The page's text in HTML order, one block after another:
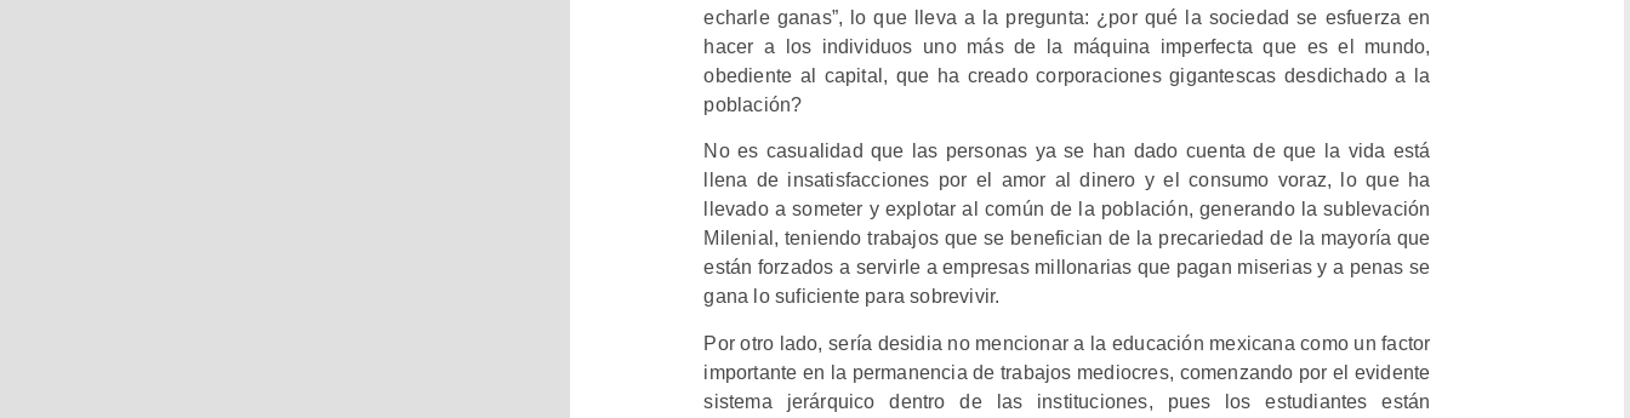
echarle ganas”, lo que lleva a la pregunta: ¿por qué la sociedad se esfuerza en
hacer a los individuos uno más de la máquina imperfecta que es el mundo,
obediente al capital, que ha creado corporaciones gigantescas desdichado a la
población?
No es casualidad que las personas ya se han dado cuenta de que la vida está
llena de insatisfacciones por el amor al dinero y el consumo voraz, lo que ha
llevado a someter y explotar al común de la población, generando la sublevación
Milenial, teniendo trabajos que se benefician de la precariedad de la mayoría que
están forzados a servirle a empresas millonarias que pagan miserias y a penas se
gana lo suficiente para sobrevivir.
Por otro lado, sería desidia no mencionar a la educación mexicana como un factor
importante en la permanencia de trabajos mediocres, comenzando por el evidente
sistema jerárquico dentro de las instituciones, pues los estudiantes están